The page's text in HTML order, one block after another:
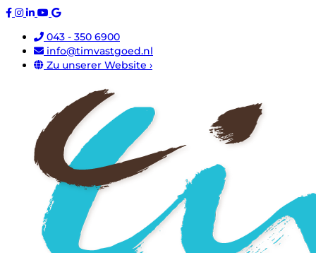
043 - 350 6900
info@timvastgoed.nl
Zu unserer Website ›